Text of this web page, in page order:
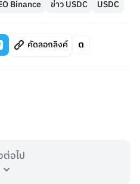
Binance ข่าว USDC USDC
คัดลอกลิงค์
ต่อไป